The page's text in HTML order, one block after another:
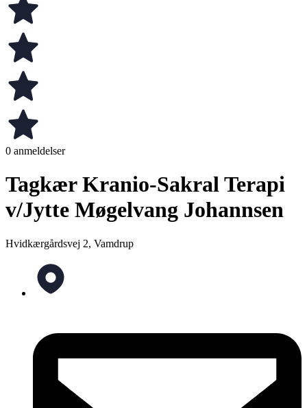
0 anmeldelser
Tagkær Kranio-Sakral Terapi
v/Jytte Møgelvang Johannsen
Hvidkærgårdsvej 2, Vamdrup